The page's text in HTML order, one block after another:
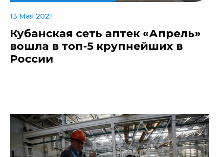
13 Мая 2021
Кубанская сеть аптек «Апрель»
вошла в топ-5 крупнейших в
России